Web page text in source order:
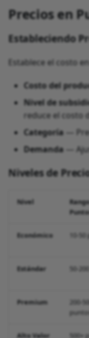
Precios en
Estableciendo
Establece el costo
Costo del
Nivel de
reduce el costo
Categoría —
Demanda —
Niveles de
Nivel
Económico 10-
Estándar 50-
Premium
200-
Alto Valor 500+